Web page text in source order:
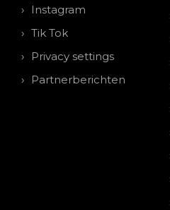
Instagram
Tik Tok
Privacy settings
Partnerberichten